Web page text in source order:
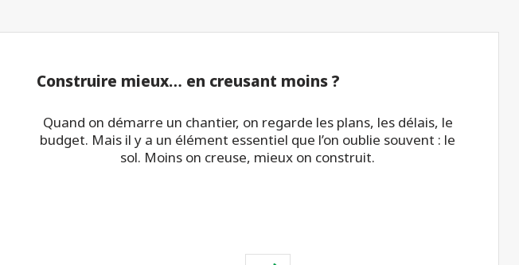
Construire mieux… en creusant moins ?
Quand on démarre un chantier, on regarde les plans, les délais, le
budget. Mais il y a un élément essentiel que l’on oublie souvent : le
sol. Moins on creuse, mieux on construit.